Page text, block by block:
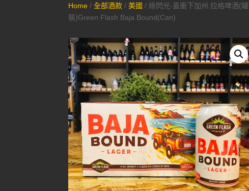
Home /全部酒款 /美國 / 綠閃光-直衝下加州:拉格啤酒(罐
裝)Green Flash Baja Bound(Can)